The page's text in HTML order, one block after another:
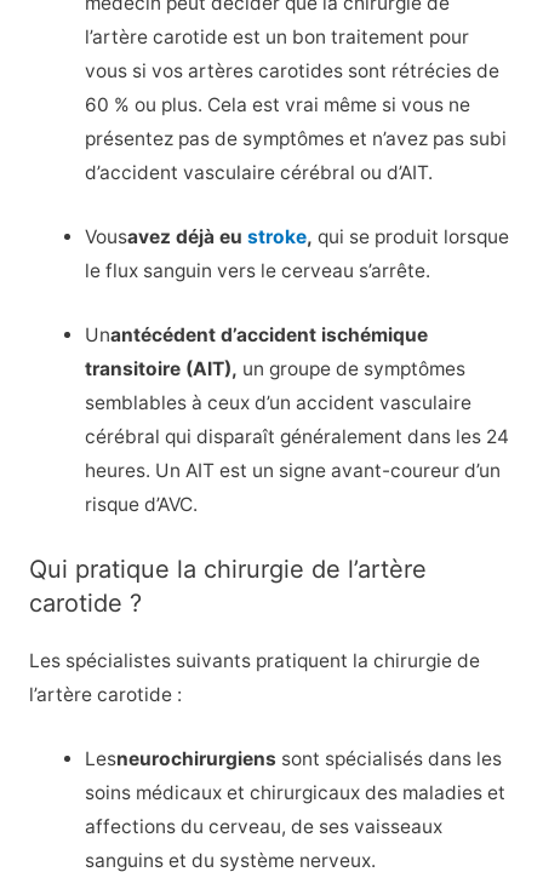
l’artère carotide est un bon traitement pour
vous si vos artères carotides sont rétrécies de
60 % ou plus. Cela est vrai même si vous ne
présentez pas de symptômes et n’avez pas subi
d’accident vasculaire cérébral ou d’AIT.
Vousavez déjà eustroke, qui se produit lorsque
le flux sanguin vers le cerveau s’arrête.
Unantécédent d’accident ischémique
transitoire (AIT), un groupe de symptômes
semblables à ceux d’un accident vasculaire
cérébral qui disparaît généralement dans les 24
heures. Un AIT est un signe avant-coureur d’un
risque d’AVC.
Qui pratique la chirurgie de l’artère
carotide ?
Les spécialistes suivants pratiquent la chirurgie de
l’artère carotide :
Lesneurochirurgiens sont spécialisés dans les
soins médicaux et chirurgicaux des maladies et
affections du cerveau, de ses vaisseaux
sanguins et du système nerveux.